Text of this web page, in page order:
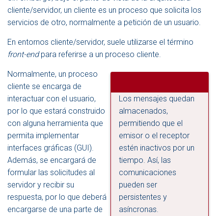
cliente/servidor, un cliente es un proceso que solicita los
servicios de otro, normalmente a petición de un usuario.
En entornos cliente/servidor, suele utilizarse el término
front-endpara referirse a un proceso cliente.
Los mensajes quedan
almacenados,
permitiendo que el
emisor o el receptor
estén inactivos por un
tiempo. Así, las
comunicaciones
pueden ser
persistentes y
asíncronas.
Normalmente, un proceso
cliente se encarga de
interactuar con el usuario,
por lo que estará construido
con alguna herramienta que
permita implementar
interfaces gráficas (GUI).
Además, se encargará de
formular las solicitudes al
servidor y recibir su
respuesta, por lo que deberá
encargarse de una parte de